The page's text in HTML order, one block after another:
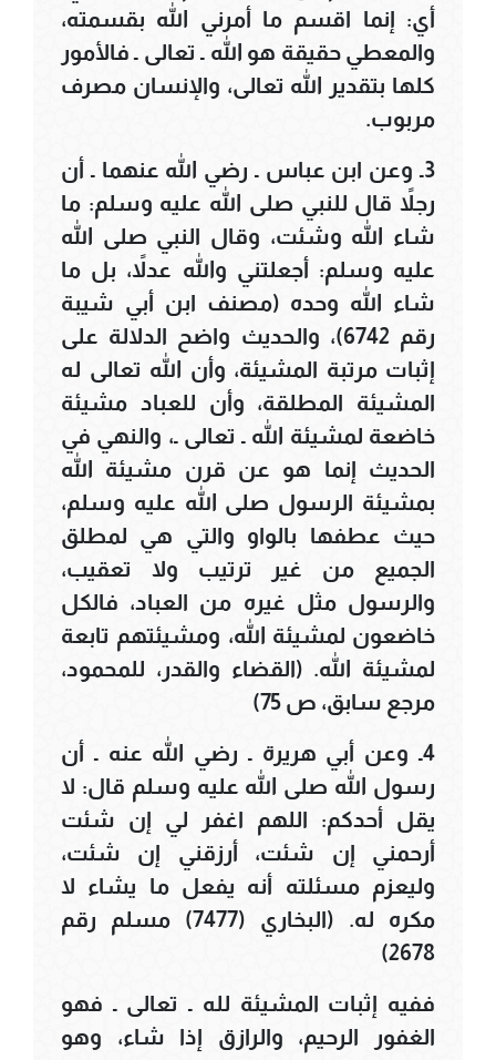
أي: إنما اقسم ما أمرني الله بقسمته،
والمعطي حقيقة هو الله ـ تعالى ـ فالأمور
كلها بتقدير الله تعالى، والإنسان مصرف
مربوب.
3ـ وعن ابن عباس ـ رضي الله عنهما ـ أن
رجلاً قال للنبي صلى الله عليه وسلم: ما
شاء الله وشئت، وقال النبي صلى الله
عليه وسلم: أجعلتني والله عدلاً، بل ما
شاء الله وحده (مصنف ابن أبي شيبة
رقم 6742)، والحديث واضح الدلالة على
إثبات مرتبة المشيئة، وأن الله تعالى له
المشيئة المطلقة، وأن للعباد مشيئة
خاضعة لمشيئة الله ـ تعالى ـ، والنهي في
الحديث إنما هو عن قرن مشيئة الله
بمشيئة الرسول صلى الله عليه وسلم،
حيث عطفها بالواو والتي هي لمطلق
الجميع من غير ترتيب ولا تعقيب،
والرسول مثل غيره من العباد، فالكل
خاضعون لمشيئة الله، ومشيئتهم تابعة
لمشيئة الله. (القضاء والقدر، للمحمود،
مرجع سابق، ص 75)
4ـ وعن أبي هريرة ـ رضي الله عنه ـ أن
رسول الله صلى الله عليه وسلم قال: لا
يقل أحدكم: اللهم اغفر لي إن شئت
أرحمني إن شئت، أرزقني إن شئت،
وليعزم مسئلته أنه يفعل ما يشاء لا
مكره له. (البخاري (7477) مسلم رقم
2678)
ففيه إثبات المشيئة لله ـ تعالى ـ فهو
الغفور الرحيم، والرازق إذا شاء، وهو